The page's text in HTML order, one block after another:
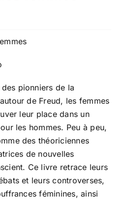
pionniers de la
de Freud, les femmes
leur place dans un
les hommes. Peu à peu,
des théoriciennes
de nouvelles
Ce livre retrace leurs
et leurs controverses,
féminines, ainsi